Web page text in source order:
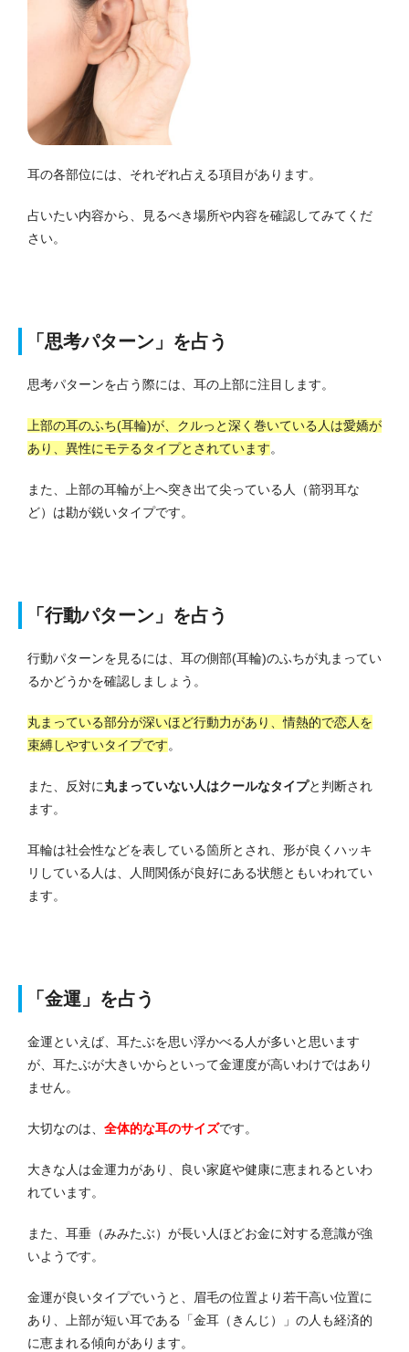
耳の各部位には、それぞれ占える項目があります。
占いたい内容から、見るべき場所や内容を確認してみてくだ
さい。
「思考パターン」を占う
思考パターンを占う際には、耳の上部に注目します。
上部の耳のふち(耳輪)が、クルっと深く巻いている人は愛嬌が
あり、異性にモテるタイプとされています。
また、上部の耳輪が上へ突き出て尖っている人（箭羽耳な
ど）は勘が鋭いタイプです。
「行動パターン」を占う
行動パターンを見るには、耳の側部(耳輪)のふちが丸まってい
るかどうかを確認しましょう。
丸まっている部分が深いほど行動力があり、情熱的で恋人を
束縛しやすいタイプです。
また、反対に丸まっていない人はクールなタイプと判断され
ます。
耳輪は社会性などを表している箇所とされ、形が良くハッキ
リしている人は、人間関係が良好にある状態ともいわれてい
ます。
「金運」を占う
金運といえば、耳たぶを思い浮かべる人が多いと思います
が、耳たぶが大きいからといって金運度が高いわけではあり
ません。
大切なのは、 全体的な耳のサイズです。
大きな人は金運力があり、良い家庭や健康に恵まれるといわ
れています。
また、耳垂（みみたぶ）が長い人ほどお金に対する意識が強
いようです。
金運が良いタイプでいうと、眉毛の位置より若干高い位置に
あり、上部が短い耳である「金耳（きんじ）」の人も経済的
に恵まれる傾向があります。